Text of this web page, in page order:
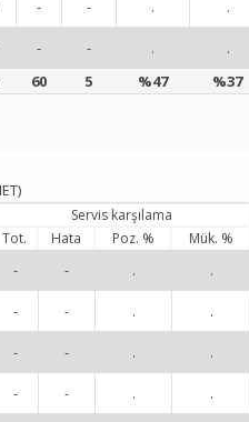
- - . .
- - . .
60 5 %47 %37
Servis karşılama
Tot. Hata Poz. % Mük. %
- - . .
- - . .
- - . .
- - . .